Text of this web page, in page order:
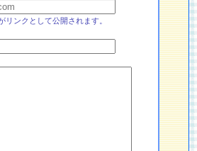
リンクとして公開されます。